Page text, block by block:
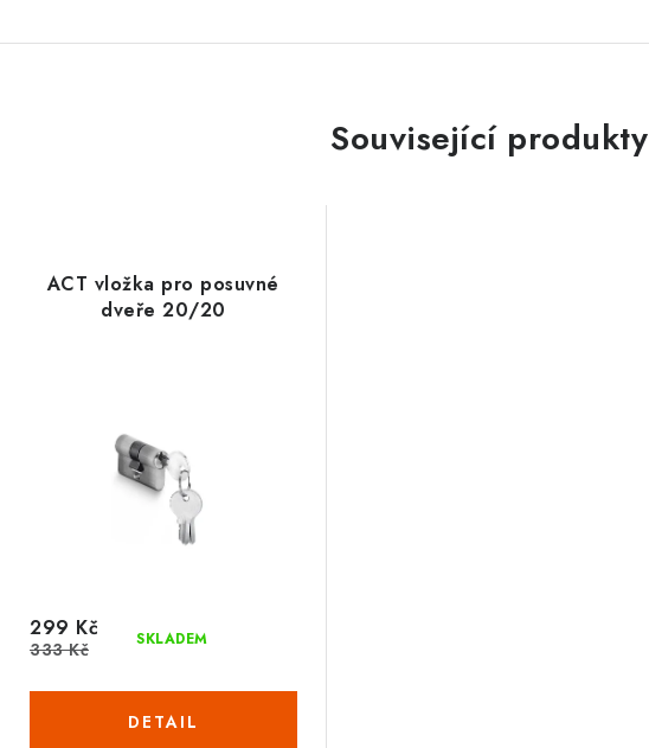
Související produkty
ACT vložka pro posuvné
dveře 20/20
SKLADEM
299 Kč
333 Kč